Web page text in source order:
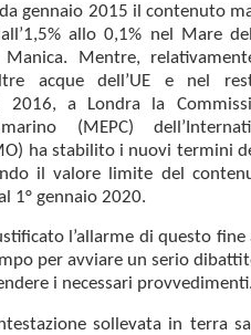
gennaio 2015 il contenuto
allo 0,1% nel Mare
Mentre,
acque dell’UE e nel
2016, a Londra la
(MEPC)
ha stabilito i nuovi termini
il valore limite del
1° gennaio 2020.
l’allarme di questo fine
per avviare un serio
i necessari
sollevata in terra